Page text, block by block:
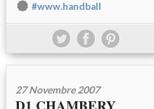
#www.handball
27 Novembre 2007